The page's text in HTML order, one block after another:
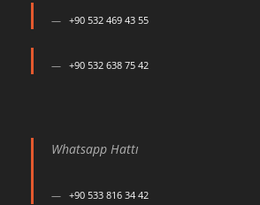
+90 532 469 43 55
+90 532 638 75 42
Whatsapp Hattı
+90 533 816 34 42